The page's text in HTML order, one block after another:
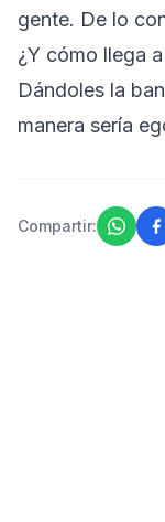
gente. De lo
¿Y cómo llega
Dándoles la
manera sería
Compartir: